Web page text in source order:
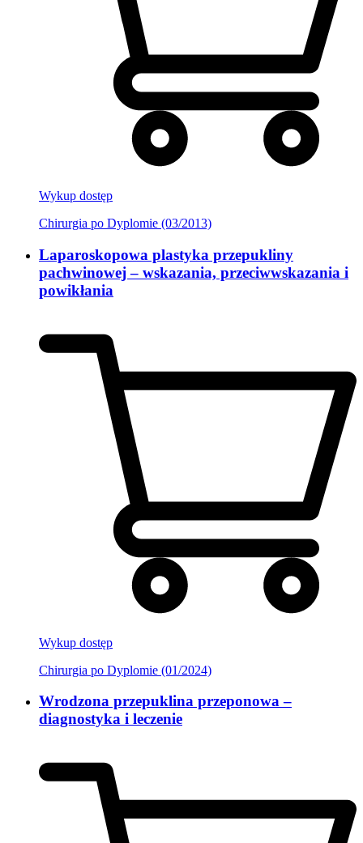
Wykup dostęp
Chirurgia po Dyplomie (03/2013)
Laparoskopowa plastyka przepukliny
pachwinowej – wskazania, przeciwwskazania i
powikłania
Wykup dostęp
Chirurgia po Dyplomie (01/2024)
Wrodzona przepuklina przeponowa –
diagnostyka i leczenie